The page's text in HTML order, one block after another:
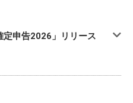
定申告2026」リリース